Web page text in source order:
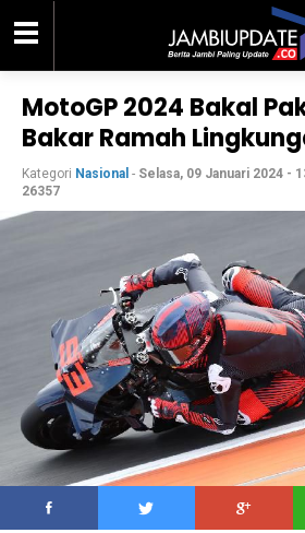
MotoGP 2024 Bakal
Bakar Ramah
Kategori Nasional - Selasa, 09 Januari 2024 -
26357